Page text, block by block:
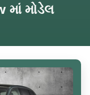
માં મોડેલ